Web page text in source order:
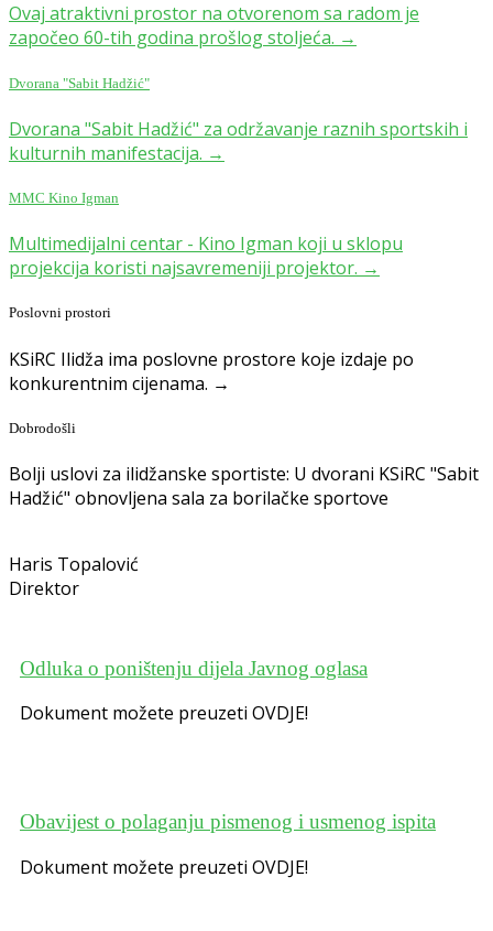
Ovaj atraktivni prostor na otvorenom sa radom je
započeo 60-tih godina prošlog stoljeća. →
Dvorana "Sabit Hadžić"
Dvorana "Sabit Hadžić" za održavanje raznih sportskih i
kulturnih manifestacija. →
MMC Kino Igman
Multimedijalni centar - Kino Igman koji u sklopu
projekcija koristi najsavremeniji projektor. →
Poslovni prostori
KSiRC Ilidža ima poslovne prostore koje izdaje po
konkurentnim cijenama. →
Dobrodošli
Bolji uslovi za ilidžanske sportiste: U dvorani KSiRC "Sabit
Hadžić" obnovljena sala za borilačke sportove
Haris Topalović
Direktor
Odluka o poništenju dijela Javnog oglasa
Dokument možete preuzeti OVDJE!
Obavijest o polaganju pismenog i usmenog ispita
Dokument možete preuzeti OVDJE!